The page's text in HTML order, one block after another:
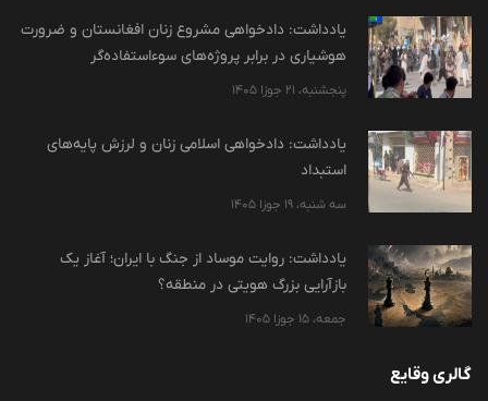
یادداشت: دادخواهی مشروع زنان افغانستان و ضرورت
هوشیاری در برابر پروژه‌های سوءاستفاده‌گر
پنجشنبه، 21 جوزا 1405
یادداشت: دادخواهی اسلامی زنان و لرزش پایه‌های
استبداد
سه شنبه، 19 جوزا 1405
یادداشت: روایت موساد از جنگ با ایران؛ آغاز یک
بازآرایی بزرگ هویتی در منطقه؟
جمعه، 15 جوزا 1405
گالری وقایع